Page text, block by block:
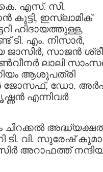
എസ്. സി.
കുട്ടി, ഇസ്‌ലാമിക്
ഹിദായത്തുള്ള,
എം. നിസാർ,
ജാസിർ, സാജൻ
ലാലി
ആശുപത്രി
ജോസഫ്, ഡോ.
എന്നിവർ
ചിറക്കൽ
ടി. വി. സുരേഷ്
അറാഫത്ത്